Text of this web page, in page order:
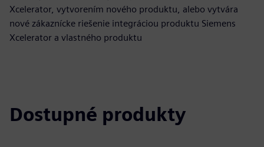
Xcelerator, vytvorením nového produktu, alebo vytvára
nové zákaznícke riešenie integráciou produktu Siemens
Xcelerator a vlastného produktu
Dostupné produkty